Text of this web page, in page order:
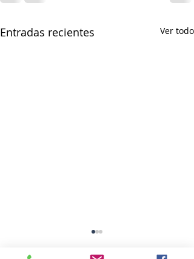
Entradas recientes Ver todo